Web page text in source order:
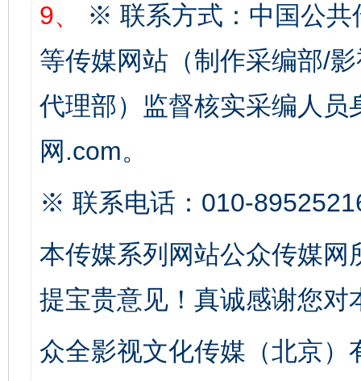
9、
※ 联系方式：中国公共
等传媒网站（制作采编部/
代理部）监督核实采编人员
网.com。
※ 联系电话：010-
本传媒系列网站公众传媒
提宝贵意见！真诚感谢您
众全影视文化传媒（北京）
公平竞争审查“十大案例”出炉！ 一纸欠